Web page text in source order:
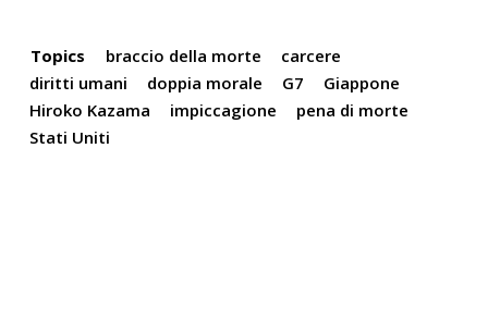
Topics braccio della morte
carcere
diritti umani
doppia morale G7
Giappone
Hiroko Kazama
impiccagione
pena di morte
Stati Uniti